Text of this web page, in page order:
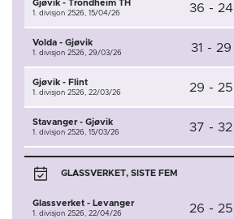
Gjøvik - Trondheim TH
1. divisjon 2526, 15/04/26 36 - 24
Volda - Gjøvik
1. divisjon 2526, 29/03/26 31 - 29
Gjøvik - Flint
1. divisjon 2526, 22/03/26 29 - 25
Stavanger - Gjøvik
1. divisjon 2526, 15/03/26 37 - 32
GLASSVERKET, SISTE FEM
Glassverket - Levanger
1. divisjon 2526, 22/04/26 26 - 25